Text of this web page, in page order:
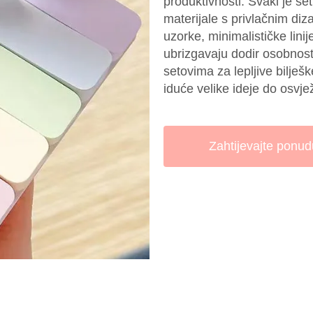
materijale s privlačnim
uzorke, minimalističke
ubrizgavaju dodir
setovima za lepljive
iduće velike ideje do
Zahtijevajte